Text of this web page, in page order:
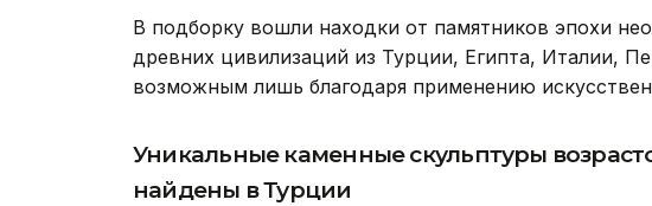
В подборку вошли находки от памятников эпохи
древних цивилизаций из Турции, Египта, Италии,
возможным лишь благодаря применению
Уникальные каменные скульптуры
найдены в Турции